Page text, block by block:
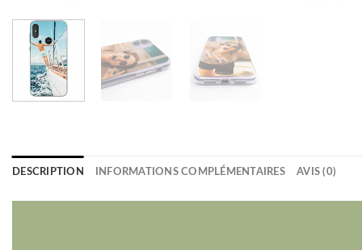
DESCRIPTION INFORMATIONS COMPLÉMENTAIRES AVIS (0)